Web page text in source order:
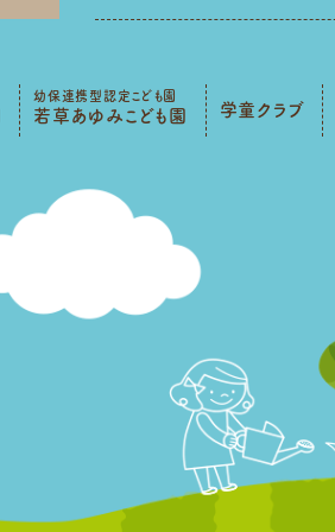
幼保連携型認定こども園
若草あゆみこども園 学童クラブ